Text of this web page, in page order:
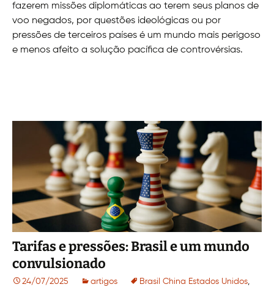
fazerem missões diplomáticas ao terem seus planos de
voo negados, por questões ideológicas ou por
pressões de terceiros países é um mundo mais perigoso
e menos afeito a solução pacífica de controvérsias.
Tarifas e pressões: Brasil e um mundo
convulsionado
24/07/2025 artigos Brasil China Estados Unidos,